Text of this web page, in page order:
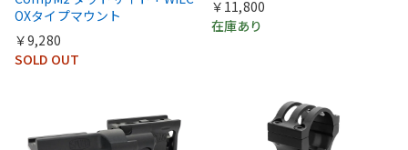
OXタイプマウント
￥9,280
SOLD OUT
￥11,800
在庫あり